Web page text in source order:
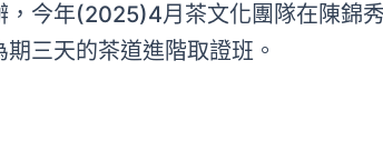
，今年(2025)4月茶文化團隊在陳錦
三天的茶道進階取證班。